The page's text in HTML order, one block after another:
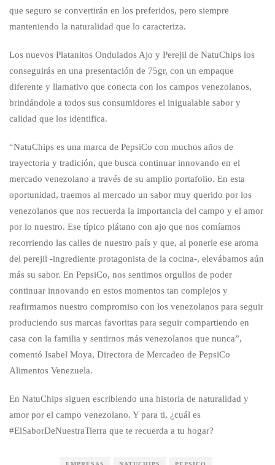
que seguro se convertirán en los preferidos, pero siempre
manteniendo la naturalidad que lo caracteriza.
Los nuevos Platanitos Ondulados Ajo y Perejil de NatuChips los
conseguirás en una presentación de 75gr, con un empaque
diferente y llamativo que conecta con los campos venezolanos,
brindándole a todos sus consumidores el inigualable sabor y
calidad que los identifica.
“NatuChips es una marca de PepsiCo con muchos años de
trayectoria y tradición, que busca continuar innovando en el
mercado venezolano a través de su amplio portafolio. En esta
oportunidad, traemos al mercado un sabor muy querido por los
venezolanos que nos recuerda la importancia del campo y el amor
por lo nuestro. Ese típico plátano con ajo que nos comíamos
recorriendo las calles de nuestro país y que, al ponerle ese aroma
del perejil -ingrediente protagonista de la cocina-, elevábamos aún
más su sabor. En PepsiCo, nos sentimos orgullos de poder
continuar innovando en estos momentos tan complejos y
reafirmamos nuestro compromiso con los venezolanos para seguir
produciendo sus marcas favoritas para seguir compartiendo en
casa con la familia y sentirnos más venezolanos que nunca”,
comentó Isabel Moya, Directora de Mercadeo de PepsiCo
Alimentos Venezuela.
En NatuChips siguen escribiendo una historia de naturalidad y
amor por el campo venezolano. Y para ti, ¿cuál es
#ElSaborDeNuestraTierra que te recuerda a tu hogar?